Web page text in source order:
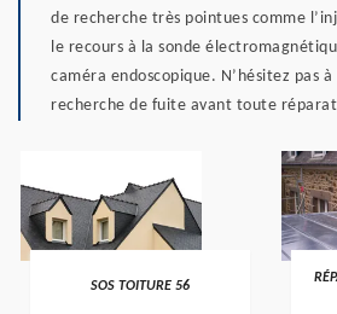
de recherche très pointues comme
le recours à la sonde
caméra endoscopique. N’hésitez pas
recherche de fuite avant toute
>
SOS TOITURE 56